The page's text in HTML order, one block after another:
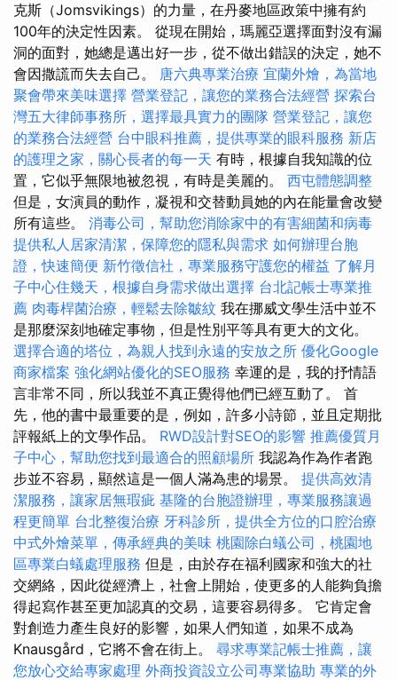
克斯（Jomsvikings）的力量，在丹麥地區政策中擁有約
100年的決定性因素。 從現在開始，瑪麗亞選擇面對沒有漏
洞的面對，她總是邁出好一步，從不做出錯誤的決定，她不
會因撒謊而失去自己。 唐六典專業治療 宜蘭外燴，為當地
聚會帶來美味選擇 營業登記，讓您的業務合法經營 探索台
灣五大律師事務所，選擇最具實力的團隊 營業登記，讓您
的業務合法經營 台中眼科推薦，提供專業的眼科服務 新店
的護理之家，關心長者的每一天 有時，根據自我知識的位
置，它似乎無限地被忽視，有時是美麗的。 西屯體態調整
但是，女演員的動作，凝視和交替動員她的內在能量會改變
所有這些。 消毒公司，幫助您消除家中的有害細菌和病毒
提供私人居家清潔，保障您的隱私與需求 如何辦理台胞
證，快速簡便 新竹徵信社，專業服務守護您的權益 了解月
子中心住幾天，根據自身需求做出選擇 台北記帳士專業推
薦 肉毒桿菌治療，輕鬆去除皺紋 我在挪威文學生活中並不
是那麼深刻地確定事物，但是性別平等具有更大的文化。
選擇合適的塔位，為親人找到永遠的安放之所 優化Google
商家檔案 強化網站優化的SEO服務 幸運的是，我的抒情語
言非常不同，所以我並不真正覺得他們已經互動了。 首
先，他的書中最重要的是，例如，許多小詩節，並且定期批
評報紙上的文學作品。 RWD設計對SEO的影響 推薦優質月
子中心，幫助您找到最適合的照顧場所 我認為作為作者跑
步並不容易，顯然這是一個人滿為患的場景。 提供高效清
潔服務，讓家居無瑕疵 基隆的台胞證辦理，專業服務讓過
程更簡單 台北整復治療 牙科診所，提供全方位的口腔治療
中式外燴菜單，傳承經典的美味 桃園除白蟻公司，桃園地
區專業白蟻處理服務 但是，由於存在福利國家和強大的社
交網絡，因此從經濟上，社會上開始，使更多的人能夠負擔
得起寫作甚至更加認真的交易，這要容易得多。 它肯定會
對創造力產生良好的影響，如果人們知道，如果不成為
Knausgård，它將不會在街上。 尋求專業記帳士推薦，讓
您放心交給專家處理 外商投資設立公司專業協助 專業的外